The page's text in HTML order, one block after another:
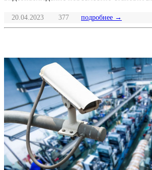
20.04.2023 377 подробнее →